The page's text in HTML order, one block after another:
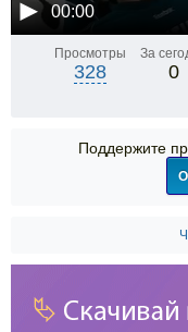
00:00
Просмотры
328
За
0
Поддержите